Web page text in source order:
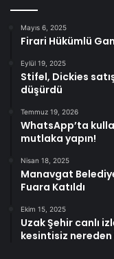
Mayıs 6, 2025
Firari Hükümlü
Eylül 19, 2025
Stifel, Dickies
düşürdü
Temmuz 19, 2026
WhatsApp’ta
mutlaka yapın!
Nisan 18, 2025
Manavgat
Fuara Katıldı
Ekim 15, 2025
Uzak Şehir canlı
kesintisiz nereden